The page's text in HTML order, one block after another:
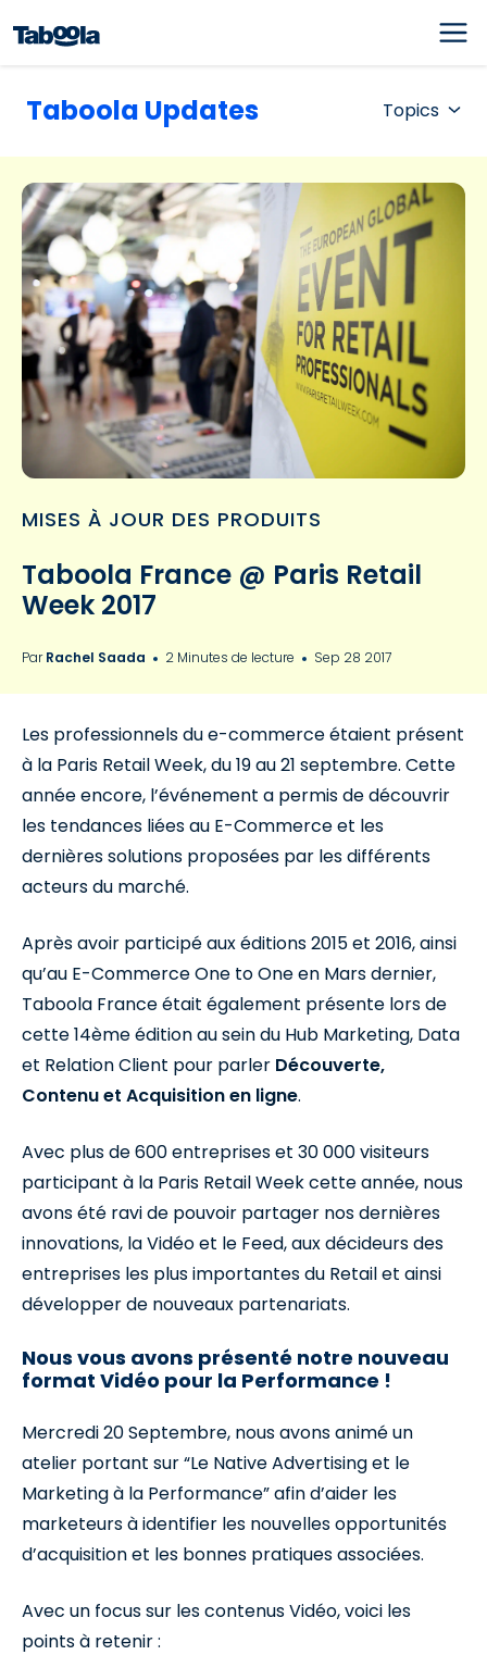
Taboola Updates Topics
MISES À JOUR DES PRODUITS
Taboola France @ Paris Retail
Week 2017
ParRachel Saada 2 Minutes de lecture Sep 28 2017
Les professionnels du e-commerce étaient présent
à la Paris Retail Week, du 19 au 21 septembre. Cette
année encore, l’événement a permis de découvrir
les tendances liées au E-Commerce et les
dernières solutions proposées par les différents
acteurs du marché.
Après avoir participé aux éditions 2015 et 2016, ainsi
qu’au E-Commerce One to One en Mars dernier,
Taboola France était également présente lors de
cette 14ème édition au sein du Hub Marketing, Data
et Relation Client pour parler Découverte,
Contenu et Acquisition en ligne.
Avec plus de 600 entreprises et 30 000 visiteurs
participant à la Paris Retail Week cette année, nous
avons été ravi de pouvoir partager nos dernières
innovations, la Vidéo et le Feed, aux décideurs des
entreprises les plus importantes du Retail et ainsi
développer de nouveaux partenariats.
Nous vous avons présenté notre nouveau
format Vidéo pour la Performance !
Mercredi 20 Septembre, nous avons animé un
atelier portant sur “Le Native Advertising et le
Marketing à la Performance” afin d’aider les
marketeurs à identifier les nouvelles opportunités
d’acquisition et les bonnes pratiques associées.
Avec un focus sur les contenus Vidéo, voici les
points à retenir :